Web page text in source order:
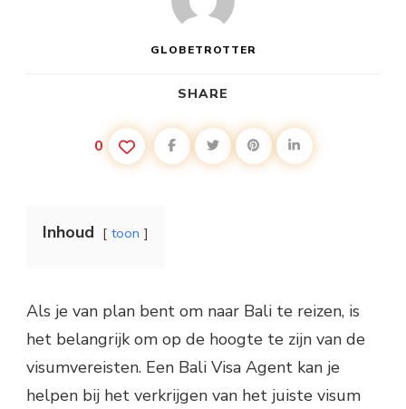
GLOBETROTTER
SHARE
0
Inhoud toon
Als je van plan bent om naar Bali te reizen, is
het belangrijk om op de hoogte te zijn van de
visumvereisten. Een Bali Visa Agent kan je
helpen bij het verkrijgen van het juiste visum